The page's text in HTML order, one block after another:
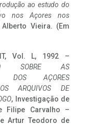
ao estudo do
nos Açores nos
Alberto Vieira. (Em
Vol. L, 1992 –
SOBRE AS
DOS AÇORES
ARQUIVOS DE
, Investigação de
Filipe Carvalho –
Artur Teodoro de